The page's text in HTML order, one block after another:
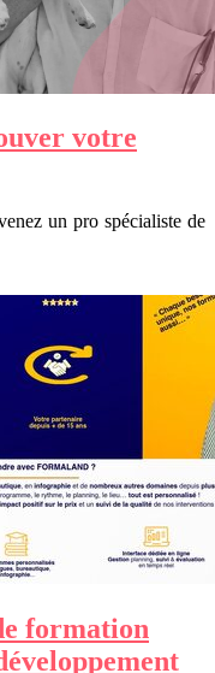
votre
un pro spécialiste de
formation